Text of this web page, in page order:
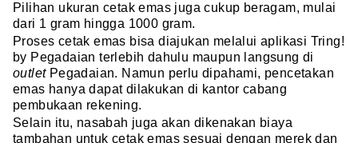
Pilihan ukuran cetak emas juga cukup beragam, mulai
dari 1 gram hingga 1000 gram.
Proses cetak emas bisa diajukan melalui aplikasi Tring!
by Pegadaian terlebih dahulu maupun langsung di
outlet Pegadaian. Namun perlu dipahami, pencetakan
emas hanya dapat dilakukan di kantor cabang
pembukaan rekening.
Selain itu, nasabah juga akan dikenakan biaya
tambahan untuk cetak emas sesuai dengan merek dan